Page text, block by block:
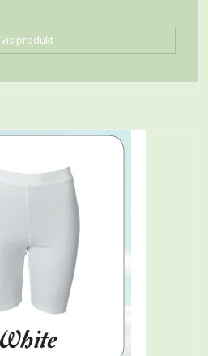
Vis produkt